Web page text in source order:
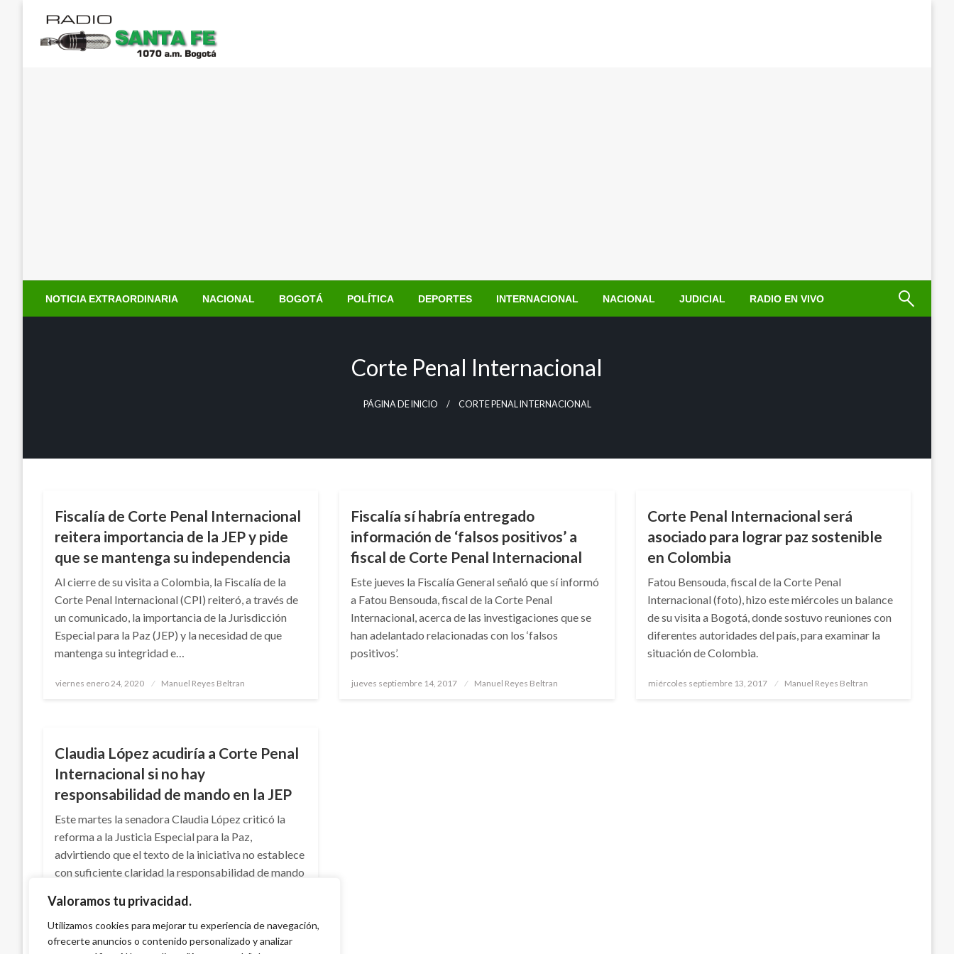
Valoramos tu privacidad.
Utilizamos cookies para mejorar tu experiencia de navegación,
ofrecerte anuncios o contenido personalizado y analizar
contenido
NOTICIA EXTRAORDINARIA NACIONAL BOGOTÁ POLÍTICA DEPORTES INTERNACIONAL NACIONAL JUDICIAL RADIO EN VIVO
Corte Penal Internacional
PÁGINA DE INICIO CORTE PENAL INTERNACIONAL
Fiscalía de Corte Penal Internacional
reitera importancia de la JEP y pide
que se mantenga su independencia
Al cierre de su visita a Colombia, la Fiscalía de la
Corte Penal Internacional (CPI) reiteró, a través de
un comunicado, la importancia de la Jurisdicción
Especial para la Paz (JEP) y la necesidad de que
mantenga su integridad e…
Publicado
viernes enero 24, 2020 Manuel Reyes Beltran
Fiscalía sí habría entregado
información de ‘falsos positivos’ a
fiscal de Corte Penal Internacional
Este jueves la Fiscalía General señaló que sí informó
a Fatou Bensouda, fiscal de la Corte Penal
Internacional, acerca de las investigaciones que se
han adelantado relacionadas con los ‘falsos
positivos’.
Publicado
jueves septiembre 14, 2017 Manuel Reyes Beltran
Corte Penal Internacional será
asociado para lograr paz sostenible
en Colombia
Fatou Bensouda, fiscal de la Corte Penal
Internacional (foto), hizo este miércoles un balance
de su visita a Bogotá, donde sostuvo reuniones con
diferentes autoridades del país, para examinar la
situación de Colombia.
Publicado
miércoles septiembre 13, 2017 Manuel Reyes Beltran
Claudia López acudiría a Corte Penal
Internacional si no hay
responsabilidad de mando en la JEP
Este martes la senadora Claudia López criticó la
reforma a la Justicia Especial para la Paz,
advirtiendo que el texto de la iniciativa no establece
con suficiente claridad la responsabilidad de mando
el
martes febrero 21, 2017 Manuel Reyes Beltran